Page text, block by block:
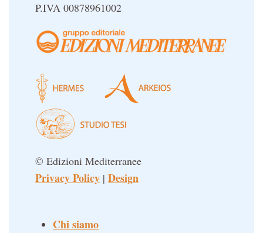
P.IVA 00878961002
© Edizioni Mediterranee
Privacy Policy | Design
Chi siamo